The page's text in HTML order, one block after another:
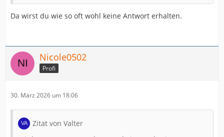
Da wirst du wie so oft wohl keine Antwort erhalten.
Nicole0502
Profi
30. März 2026 um 18:06
Zitat von Valter